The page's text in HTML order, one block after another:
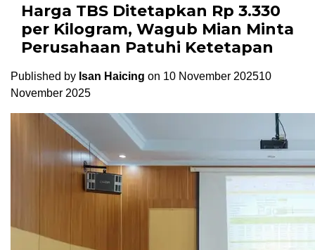
Harga TBS Ditetapkan Rp 3.330
per Kilogram, Wagub Mian Minta
Perusahaan Patuhi Ketetapan
Published by Isan Haicing on 10 November 202510
November 2025